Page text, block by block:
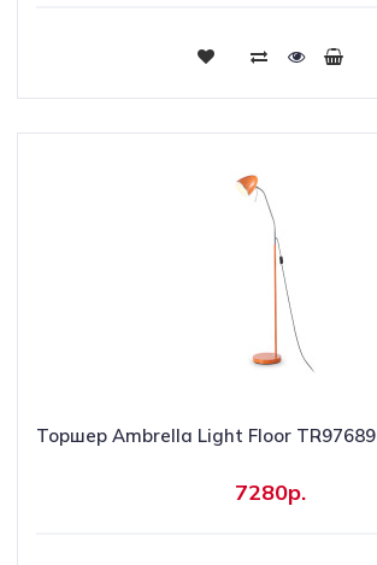
Купить
Торшер Ambrella Light Floor TR97689
7280р.